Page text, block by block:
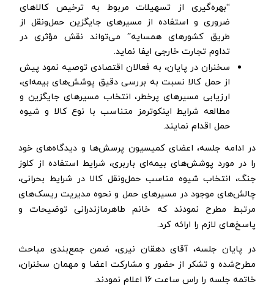
“بهره‌گیری از تسهیلات مربوط به ترخیص کالاهای
ضروری و استفاده از مسیرهای جایگزین حمل‌ونقل از
طریق کشورهای همسایه” می‌تواند نقش مؤثری در
تداوم تجارت خارجی ایفا نماید.
سخنران در پایان، به فعالان اقتصادی توصیه نمود پیش
از حمل کالا نسبت به بررسی دقیق پوشش‌های بیمه‌ای،
ارزیابی مسیرهای پرخطر، انتخاب مسیرهای جایگزین و
مطالعه شرایط اینکوترمز متناسب با نوع کالا و شیوه
حمل اقدام نمایند.
در ادامه جلسه، اعضای کمیسیون پرسش‌ها و دیدگاه‌های خود
را در مورد پوشش‌های بیمه‌ای باربری، شرایط استفاده از کلوز
جنگ، انتخاب شیوه مناسب حمل‌ونقل کالا در شرایط بحرانی،
چالش‌های موجود در مسیرهای حمل و نحوه مدیریت ریسک‌های
مرتبط مطرح نمودند که خانم طاهرمازندرانی توضیحات و
پاسخ‌های لازم را ارائه کرد.
در پایان جلسه، آقای دهقان نیری، ضمن جمع‌بندی مباحث
مطرح‌شده و تشکر از حضور و مشارکت اعضا و مهمان سخنران،
خاتمه جلسه را راس ساعت 16 اعلام نمودند.